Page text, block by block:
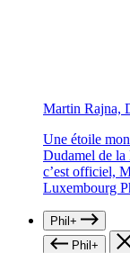
Martin Rajna,
Une étoile
Dudamel de la
c’est officiel,
Luxembourg
Phil+
Phil+